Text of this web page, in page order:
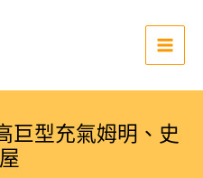
Main
巨型充氣姆明、史